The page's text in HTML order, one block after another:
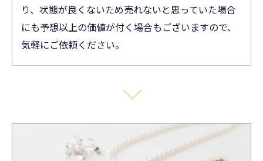
り、状態が良くないため売れないと思っていた場合
にも予想以上の価値が付く場合もございますので、
気軽にご依頼ください。